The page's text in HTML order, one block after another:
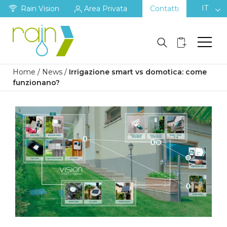
Rain Vision Area Privata Contatti IT
Home / News / Irrigazione smart vs domotica: come
funzionano?